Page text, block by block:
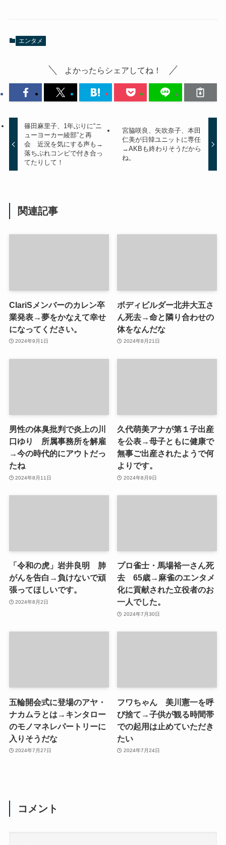
エンタメ
よかったらシェアしてね！
篠田麻里子、1年ぶりに“ニ
ューヨーカー綾部”と再
会 近況を気にする声も→
落ちぶれコンビで付き合っ
てたりして！
宮脇咲良、矢吹奈子、本田
仁美が日韓ユニットに専任
→AKBも終わりそうだから
ね。
関連記事
ClariSメンバーのカレン卒
業発表→夢をかなえて幸せ
になってください。
2024年9月1日
ボディビルダー北井大五さ
ん死去→命と隣り合わせの
体をなんだな
2024年8月21日
男性の体臭批判で炎上の川
口ゆり 所属事務所を解雇
→今の時代的にアウトだっ
たね
2024年8月11日
久代萌美アナが第１子出産
を公表→母子ともに健康で
無事ご出産されたようで何
よりです。
2024年8月9日
「令和の虎」岩井良明 肺
がんを告白→負けないで頑
張ってほしいです。
2024年8月2日
プロ雀士・馬場裕一さん死
去 65歳→麻雀のエンタメ
化に貢献された立役者のお
一人でした。
2024年7月30日
五輪開会式に登場のアヤ・
ナカムラとは→キンタロー
のモノマネレパートリーに
入りそうだな
2024年7月27日
フワちゃん 美川憲一を呼
び捨て→子供が観る時間帯
での起用は止めていただき
たい
2024年7月24日
コメント